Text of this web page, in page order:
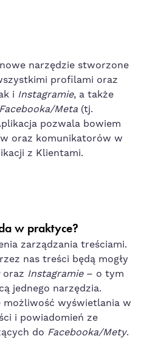
narzędzie stworzone
profilami oraz
i Instagramie, a także
Facebooka/Meta (tj.
pozwala bowiem
oraz komunikatorów w
z Klientami.
w praktyce?
zarządzania treściami.
nas treści będą mogły
oraz Instagramie– o tym
jednego narzędzia.
możliwość wyświetlania w
i powiadomień ze
do Facebooka/Mety.